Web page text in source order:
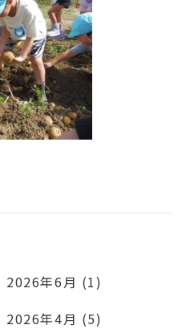
2026年6月 (1)
2026年4月 (5)